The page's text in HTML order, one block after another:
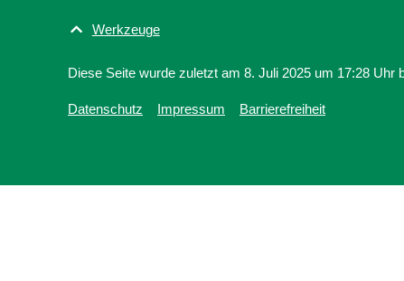
Werkzeuge
Diese Seite wurde zuletzt am 8. Juli 2025 um 17:28 Uhr
Datenschutz Impressum Barrierefreiheit